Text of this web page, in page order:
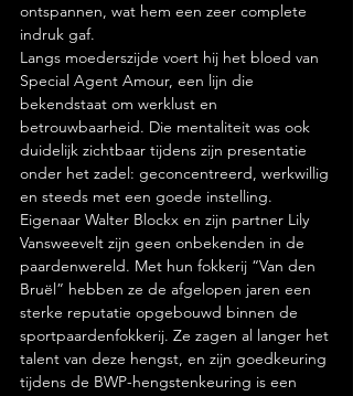
ontspannen, wat hem een zeer complete
indruk gaf.
Langs moederszijde voert hij het bloed van
Special Agent Amour, een lijn die
bekendstaat om werklust en
betrouwbaarheid. Die mentaliteit was ook
duidelijk zichtbaar tijdens zijn presentatie
onder het zadel: geconcentreerd, werkwillig
en steeds met een goede instelling.
Eigenaar Walter Blockx en zijn partner Lily
Vansweevelt zijn geen onbekenden in de
paardenwereld. Met hun fokkerij “Van den
Bruël” hebben ze de afgelopen jaren een
sterke reputatie opgebouwd binnen de
sportpaardenfokkerij. Ze zagen al langer het
talent van deze hengst, en zijn goedkeuring
tijdens de BWP-hengstenkeuring is een